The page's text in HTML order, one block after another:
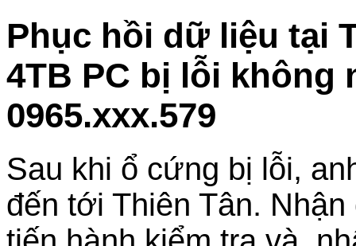
Phục hồi dữ liệu tại
4TB PC bị lỗi không
0965.xxx.579
Sau khi ổ cứng bị lỗi,
đến tới Thiên Tân.